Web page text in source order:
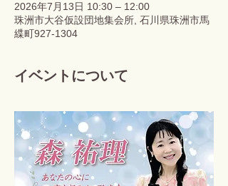
2026年7月13日 10:30 – 12:00
珠洲市大谷仮設団地集会所, 石川県珠洲市馬
緤町927-1304
イベントについて